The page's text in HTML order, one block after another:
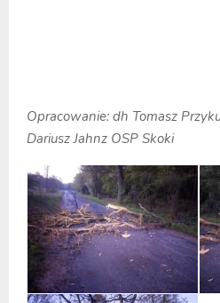
Opracowanie: dh Tomasz
Dariusz Jahnz OSP Skoki